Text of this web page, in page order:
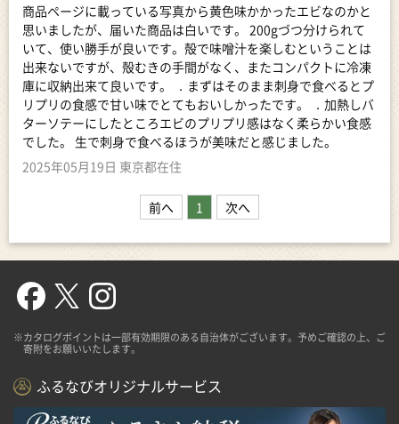
商品ページに載っている写真から黄色味かかったエビなのかと
思いましたが、届いた商品は白いです。 200gづつ分けられて
いて、使い勝手が良いです。殻で味噌汁を楽しむということは
出来ないですが、殻むきの手間がなく、またコンパクトに冷凍
庫に収納出来て良いです。 ．まずはそのまま刺身で食べるとプ
リプリの食感で甘い味でとてもおいしかったです。 ．加熱しバ
ターソテーにしたところエビのプリプリ感はなく柔らかい食感
でした。 生で刺身で食べるほうが美味だと感じました。
2025年05月19日 東京都在住
前へ 1 次へ
※カタログポイントは一部有効期限のある自治体がございます。予めご確認の上、ご
寄附をお願いいたします。
ふるなびオリジナルサービス